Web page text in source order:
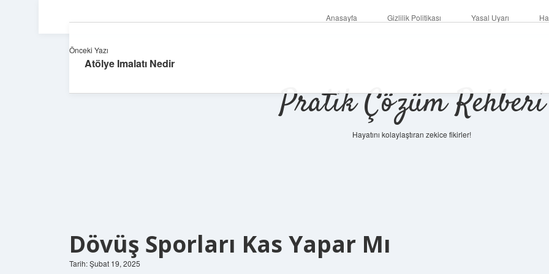
Anasayfa Gizlilik Politikası Yasal Uyarı
Pratik Çözüm Rehberi
Hayatını kolaylaştıran zekice fikirler!
Dövüş Sporları Kas Yapar Mı
Tarih: Şubat 19, 2025
Önceki Yazı
Atölye Imalatı Nedir